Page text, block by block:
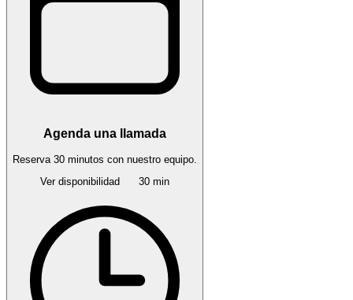
Agenda una llamada
Reserva 30 minutos con nuestro equipo.
Ver disponibilidad